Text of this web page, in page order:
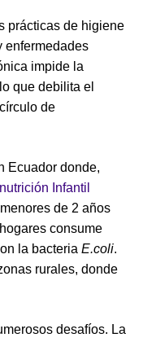
prácticas de higiene
enfermedades
impide la
que debilita el
de
Ecuador donde,
Infantil
de 2 años
consume
la bacteria E.coli.
rurales, donde
desafíos. La